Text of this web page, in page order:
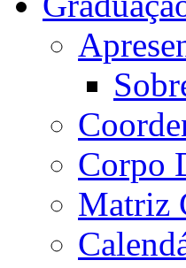
Corpo
Matriz